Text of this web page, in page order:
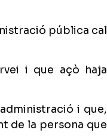
pública cal
i que açò haja
i que,
de la persona que